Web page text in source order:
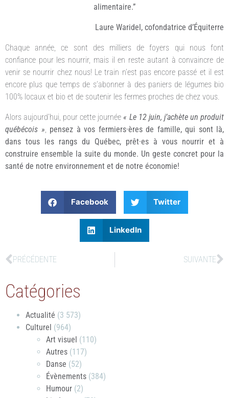
alimentaire.”
Laure Waridel, cofondatrice d’Équiterre
Chaque année, ce sont des milliers de foyers qui nous font
confiance pour les nourrir, mais il en reste autant à convaincre de
venir se nourrir chez nous! Le train n’est pas encore passé et il est
encore plus que temps de s’abonner à des paniers de légumes bio
100% locaux et bio et de soutenir les fermes proches de chez vous.
Alors aujourd’hui, pour cette journée« Le 12 juin, j’achète un produit
québécois » pensez à vos fermiers·ères de famille, qui sont là,
dans tous les rangs du Québec, prêt·es à vous nourrir et à
construire ensemble la suite du monde. Un geste concret pour la
santé de notre environnement et de notre économie!
Facebook Twitter
LinkedIn
PRÉCÉDENTE SUIVANTE
Catégories
Actualité (3 573)
Culturel (964)
Art visuel (110)
Autres (117)
Danse (52)
Évènements (384)
Humour (2)